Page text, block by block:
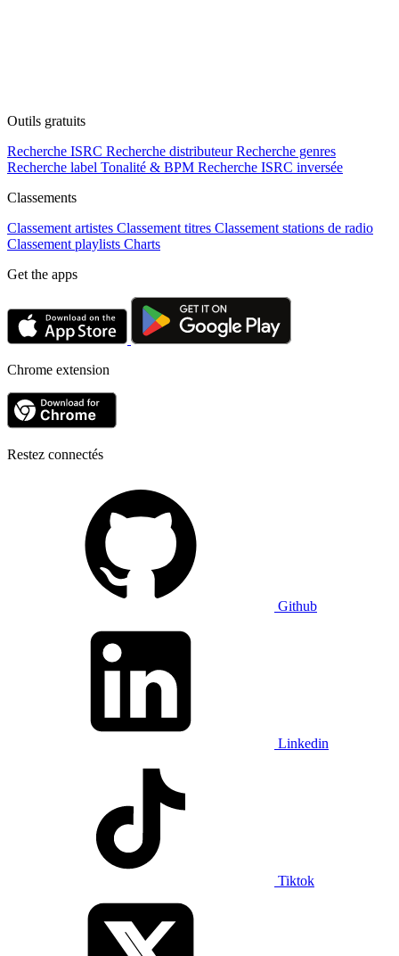
Outils gratuits
Recherche ISRC Recherche distributeur Recherche genres
Recherche label Tonalité & BPM Recherche ISRC inversée
Classements
Classement artistes Classement titres Classement stations de radio
Classement playlists Charts
Get the apps
Chrome extension
Restez connectés
Github
Linkedin
Tiktok